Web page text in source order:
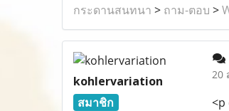
กระดานสนทนา > ถาม-ตอบ >
kohlervariation
สมาชิก
20
<p